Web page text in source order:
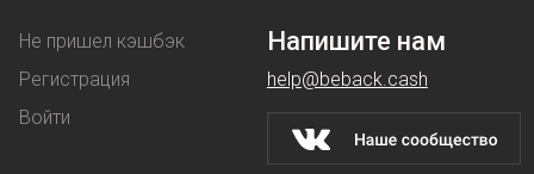
Скидкимагазины предоставляют на разных
условиях: их делают постоянным покупателям,
предлагают денежные выгоды при оптовой
Не пришел кэшбэк
Регистрация
Войти
Напишите нам
help@beback.cash